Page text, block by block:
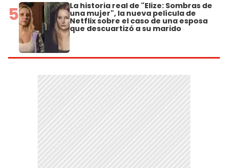
5 La historia real de "Elize: Sombras de
una mujer", la nueva película de
Netflix sobre el caso de una esposa
que descuartizó a su marido